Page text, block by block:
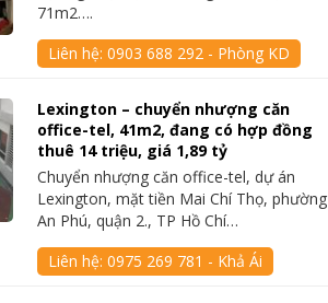
71m2….
Liên hệ:0903 688 292 - Phòng KD
Lexington – chuyển nhượng căn
office-tel, 41m2, đang có hợp đồng
thuê 14 triệu, giá 1,89 tỷ
Chuyển nhượng căn office-tel, dự án
Lexington, mặt tiền Mai Chí Thọ, phường
An Phú, quận 2., TP Hồ Chí…
Liên hệ:0975 269 781 - Khả Ái